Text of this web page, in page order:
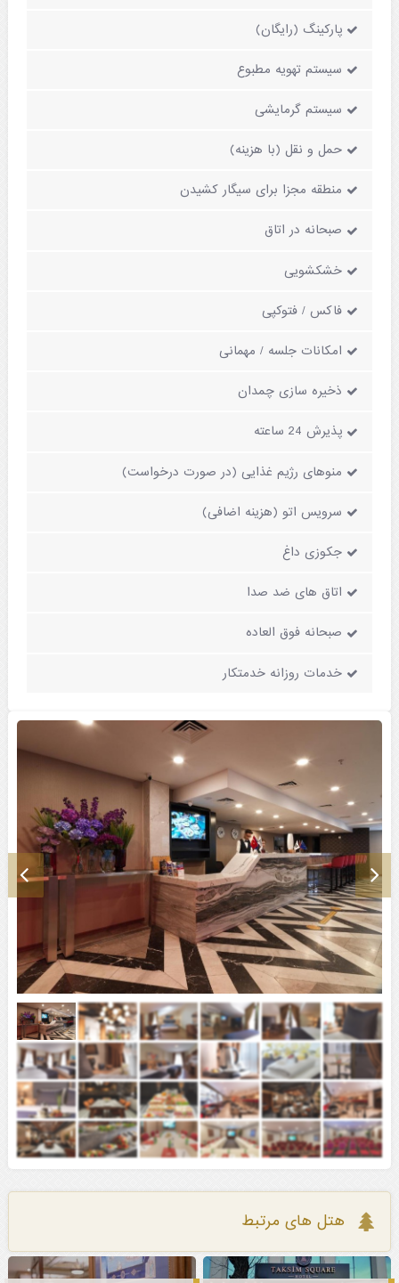
پارکینگ (رایگان)
سیستم تهویه مطبوع
سیستم گرمایشی
حمل و نقل (با هزینه)
منطقه مجزا برای سیگار کشیدن
صبحانه در اتاق
خشکشویی
فاکس / فتوکپی
امکانات جلسه / مهمانی
ذخیره سازی چمدان
پذیرش 24 ساعته
منوهای رژیم غذایی (در صورت درخواست)
سرویس اتو (هزینه اضافی)
جکوزی داغ
اتاق های ضد صدا
صبحانه فوق العاده
خدمات روزانه خدمتکار
هتل های مرتبط